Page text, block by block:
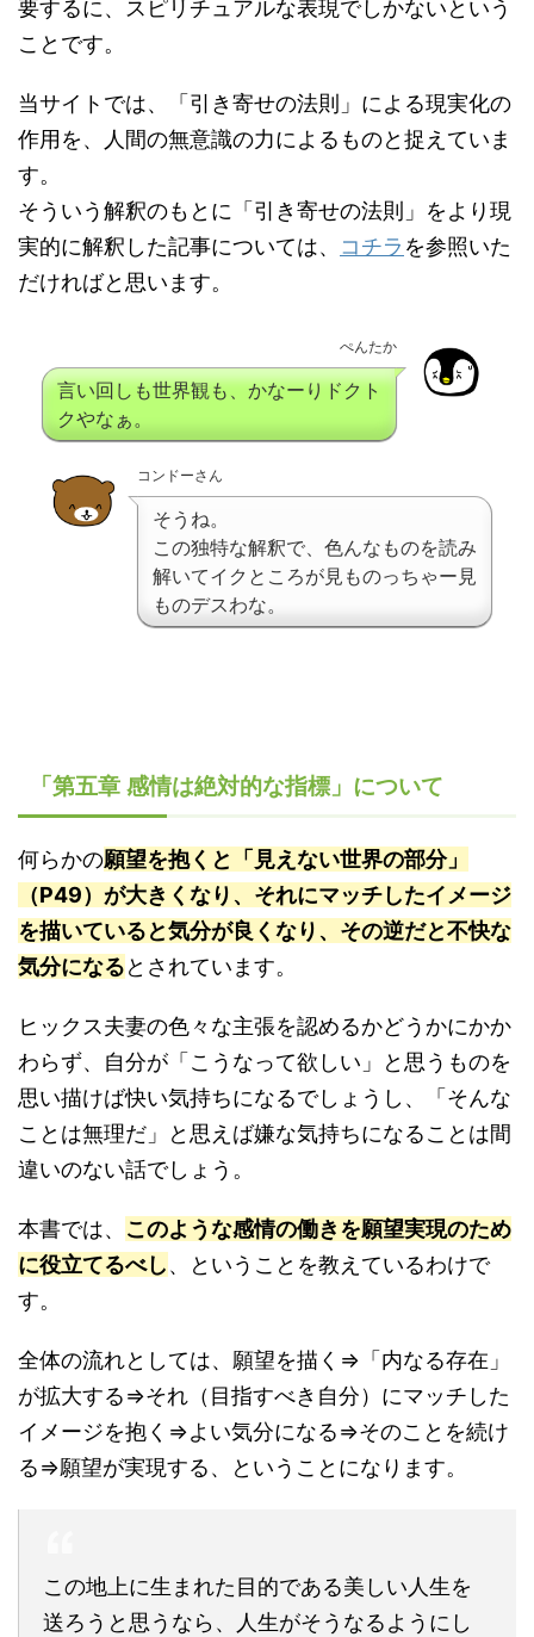
要するに、スピリチュアルな表現でしかないという
ことです。
当サイトでは、「引き寄せの法則」による現実化の
作用を、人間の無意識の力によるものと捉えていま
す。
そういう解釈のもとに「引き寄せの法則」をより現
実的に解釈した記事については、 コチラ を参照いた
だければと思います。
ぺんたか
言い回しも世界観も、かなーりドクト
クやなぁ。
コンドーさん
そうね。
この独特な解釈で、色んなものを読み
解いてイクところが見ものっちゃー見
ものデスわな。
「第五章 感情は絶対的な指標」について
何らかの願望を抱くと「見えない世界の部分」
（P49）が大きくなり、それにマッチしたイメージ
を描いていると気分が良くなり、その逆だと不快な
気分になるとされています。
ヒックス夫妻の色々な主張を認めるかどうかにかか
わらず、自分が「こうなって欲しい」と思うものを
思い描けば快い気持ちになるでしょうし、「そんな
ことは無理だ」と思えば嫌な気持ちになることは間
違いのない話でしょう。
本書では、 このような感情の働きを願望実現のため
に役立てるべし、ということを教えているわけで
す。
全体の流れとしては、願望を描く⇒「内なる存在」
が拡大する⇒それ（目指すべき自分）にマッチした
イメージを抱く⇒よい気分になる⇒そのことを続け
る⇒願望が実現する、ということになります。
この地上に生まれた目的である美しい人生を
送ろうと思うなら、人生がそうなるようにし